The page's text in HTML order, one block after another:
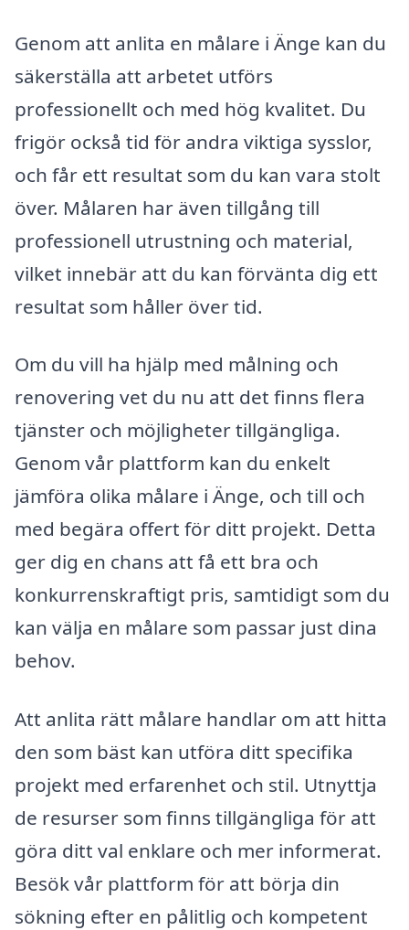
Genom att anlita en målare i Änge kan du
säkerställa att arbetet utförs
professionellt och med hög kvalitet. Du
frigör också tid för andra viktiga sysslor,
och får ett resultat som du kan vara stolt
över. Målaren har även tillgång till
professionell utrustning och material,
vilket innebär att du kan förvänta dig ett
resultat som håller över tid.
Om du vill ha hjälp med målning och
renovering vet du nu att det finns flera
tjänster och möjligheter tillgängliga.
Genom vår plattform kan du enkelt
jämföra olika målare i Änge, och till och
med begära offert för ditt projekt. Detta
ger dig en chans att få ett bra och
konkurrenskraftigt pris, samtidigt som du
kan välja en målare som passar just dina
behov.
Att anlita rätt målare handlar om att hitta
den som bäst kan utföra ditt specifika
projekt med erfarenhet och stil. Utnyttja
de resurser som finns tillgängliga för att
göra ditt val enklare och mer informerat.
Besök vår plattform för att börja din
sökning efter en pålitlig och kompetent